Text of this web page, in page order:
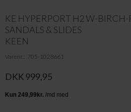
KE HYPERPORT H2 W-BIRCH-
SANDALS & SLIDES
KEEN
Varenr. 705-1028661
DKK 999,95